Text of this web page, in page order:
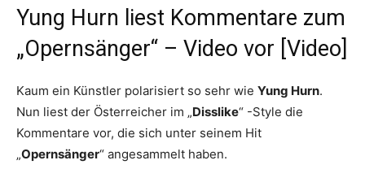
Yung Hurn liest Kommentare zum
„Opernsänger“ – Video vor [Video]
Kaum ein Künstler polarisiert so sehr wie Yung Hurn.
Nun liest der Österreicher im „Disslike“ -Style die
Kommentare vor, die sich unter seinem Hit
„Opernsänger“ angesammelt haben.